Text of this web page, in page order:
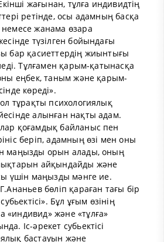
жағынан, тұлға индивидтің
ретінде, осы адамның басқа
жанама өзара
түзілген бойындағы
бар қасиеттердің жиынтығы
Тұлғамен қарым-қатынасқа
еңбек, таным және қарым-
көреді».
тұрақты психологиялық
алынған нақты адам.
қоғамдық байланыс пен
беріп, адамның өзі мен оны
маңызды орын алады, оның
айқындайды және
үшін маңызды мәнге ие.
бөліп қараған тағы бір
Бұл ұғым өзінің
және «тұлға»
Іс-әрекет субьектісі
бастауын және